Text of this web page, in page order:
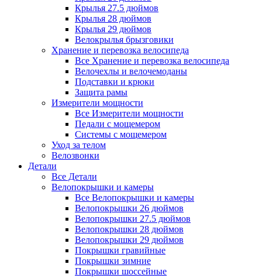
Крылья 27.5 дюймов
Крылья 28 дюймов
Крылья 29 дюймов
Велокрылья брызговики
Хранение и перевозка велосипеда
Все Хранение и перевозка велосипеда
Велочехлы и велочемоданы
Подставки и крюки
Защита рамы
Измерители мощности
Все Измерители мощности
Педали с мощемером
Системы с мощемером
Уход за телом
Велозвонки
Детали
Все Детали
Велопокрышки и камеры
Все Велопокрышки и камеры
Велопокрышки 26 дюймов
Велопокрышки 27.5 дюймов
Велопокрышки 28 дюймов
Велопокрышки 29 дюймов
Покрышки гравийные
Покрышки зимние
Покрышки шоссейные